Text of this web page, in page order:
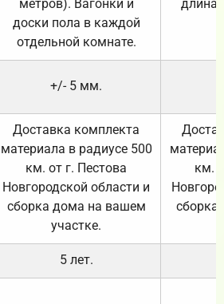
метров). Вагонки и
доски пола в каждой
отдельной комнате.
длина
+/- 5 мм.
Доставка комплекта
материала в радиусе 500
км. от г. Пестова
Новгородской области и
сборка дома на вашем
участке.
км.
5 лет.